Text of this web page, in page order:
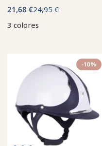
21,68 €24,95 €
3 colores
-10%